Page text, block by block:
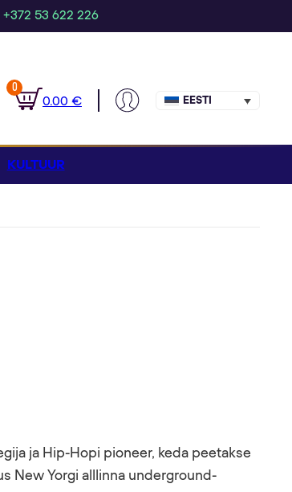
+372 53 622 226
0
0.00 € EESTI
KULTUUR
ja Hip-Hopi pioneer, keda peetakse
New Yorgi alllinna underground-